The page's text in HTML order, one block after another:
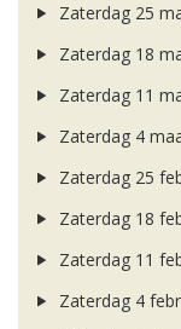
Zaterdag 25
Zaterdag 18
Zaterdag 11
Zaterdag 4
Zaterdag 25
Zaterdag 18
Zaterdag 11
Zaterdag 4